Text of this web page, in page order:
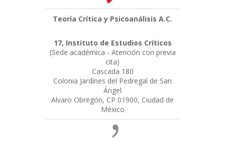
Teoría Crítica y Psicoanálisis A.C.
17, Instituto de Estudios Críticos
(Sede académica - Atención con previa
cita)
Cascada 180
Colonia Jardínes del Pedregal de San
Ángel
Alvaro Obregón, CP 01900, Ciudad de
México